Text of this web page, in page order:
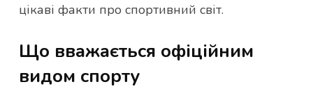
цікаві факти про спортивний світ.
Що вважається офіційним
видом спорту